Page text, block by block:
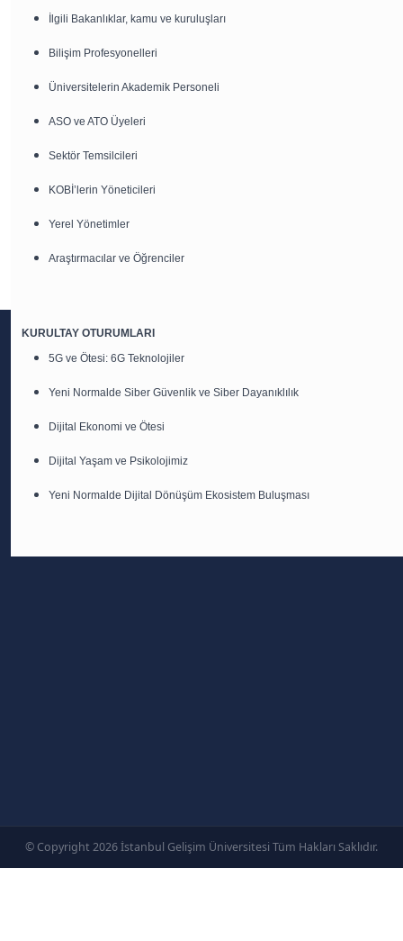
İlgili Bakanlıklar, kamu ve kuruluşları
Bilişim Profesyonelleri
Üniversitelerin Akademik Personeli
ASO ve ATO Üyeleri
Sektör Temsilcileri
KOBİ’lerin Yöneticileri
Yerel Yönetimler
Araştırmacılar ve Öğrenciler
KURULTAY OTURUMLARI
5G ve Ötesi: 6G Teknolojiler
Yeni Normalde Siber Güvenlik ve Siber Dayanıklılık
Dijital Ekonomi ve Ötesi
Dijital Yaşam ve Psikolojimiz
Yeni Normalde Dijital Dönüşüm Ekosistem Buluşması
© Copyright 2026 İstanbul Gelişim Üniversitesi Tüm Hakları Saklıdır.